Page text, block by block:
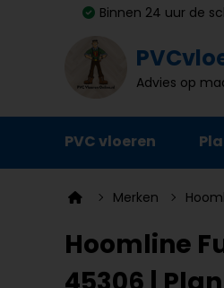
Binnen 24 uur de
Advies op
PVC vloeren
Ondervloeren
Plinten
Deurmatten
Merken
Hoomline